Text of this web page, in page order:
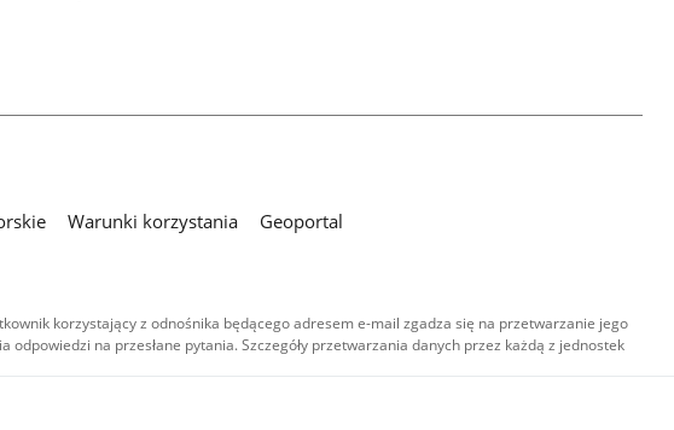
Warunki korzystania
Geoportal
korzystający z odnośnika będącego adresem e-mail zgadza się na przetwarzanie jego
na przesłane pytania. Szczegóły przetwarzania danych przez każdą z jednostek
są